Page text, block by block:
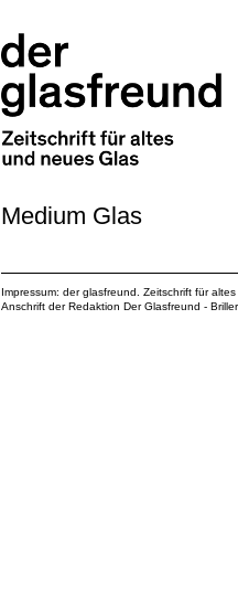
Medium Glas
Impressum: der glasfreund. Zeitschrift für
Anschrift der Redaktion Der Glasfreund -